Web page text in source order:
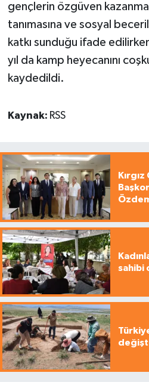
gençlerin özgüven
tanımasına ve sosyal
katkı sunduğu ifade
yıl da kamp heyecanını
kaydedildi.
Kaynak: RSS
sahibi